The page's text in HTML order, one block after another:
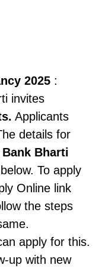
2025 :
invites
Applicants
details for
Bharti
To apply
Online link
the steps
apply for this.
up with new